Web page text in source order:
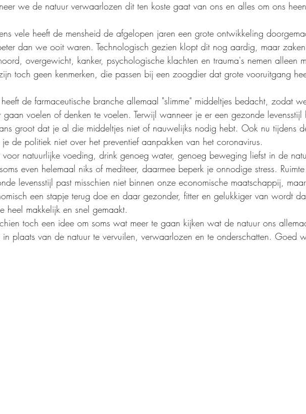
we de natuur verwaarlozen dit ten koste gaat van ons en alles om ons
vele heeft de mensheid de afgelopen jaren een grote ontwikkeling
dan we ooit waren. Technologisch gezien klopt dit nog aardig, maar
overgewicht, kanker, psychologische klachten en trauma's nemen alleen
toch geen kenmerken, die passen bij een zoogdier dat grote vooruitgang
de farmaceutische branche allemaal "slimme" middeltjes bedacht, zodat
gaan voelen of denken te voelen. Terwijl wanneer je er een gezonde levensstijl
groot dat je al die middeltjes niet of nauwelijks nodig hebt. Ook nu tijdens
je de politiek niet over het preventief aanpakken van het coronavirus.
voor natuurlijke voeding, drink genoeg water, genoeg beweging liefst in de
even helemaal niks of mediteer, daarmee beperk je onnodige stress.
levensstijl past misschien niet binnen onze economische maatschappij,
een stapje terug doe en daar gezonder, fitter en gelukkiger van wordt
heel makkelijk en snel gemaakt.
toch een idee om soms wat meer te gaan kijken wat de natuur ons
in plaats van de natuur te vervuilen, verwaarlozen en te onderschatten. Goed